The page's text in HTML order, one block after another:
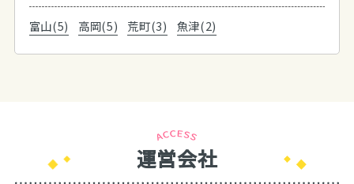
富山(5) 高岡(5) 荒町(3) 魚津(2)
運営会社